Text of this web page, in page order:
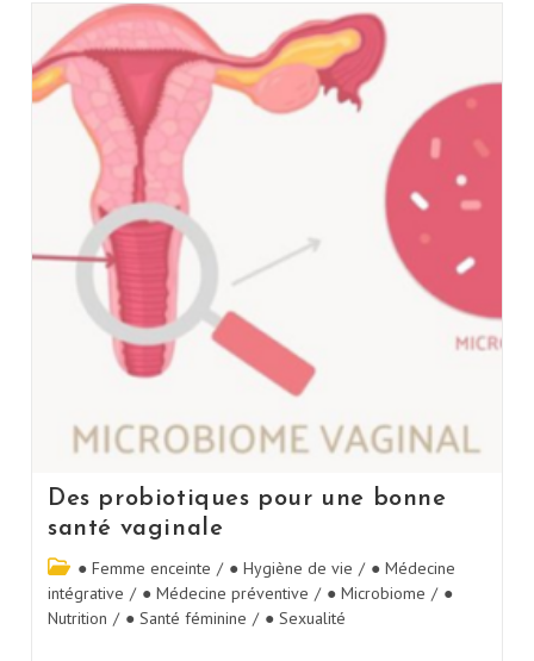
Des probiotiques pour une bonne
santé vaginale
● Femme enceinte / ● Hygiène de vie / ● Médecine
intégrative / ● Médecine préventive / ● Microbiome / ●
Nutrition / ● Santé féminine / ● Sexualité